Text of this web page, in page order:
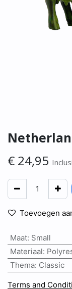
€ 24,95
Toevoegen
Maat: Small
Materiaal:
Thema: Classic
Terms and